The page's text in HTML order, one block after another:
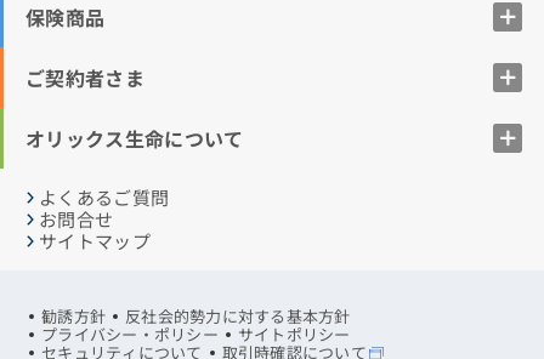
保険商品
ご契約者さま
オリックス生命について
よくあるご質問
お問合せ
サイトマップ
勧誘方針 反社会的勢力に対する基本方針
プライバシー・ポリシー サイトポリシー
セキュリティについて 取引時確認について